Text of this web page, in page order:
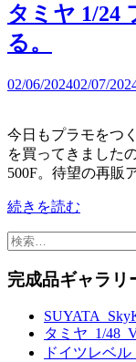
タミヤ 1/24
る。
02/06/202402/07/
今日もプラモをつ
を買ってきました
500F。待望の再販
続きを読む
検
完成品ギャラリ
タミヤ_1/
ドイツレベル